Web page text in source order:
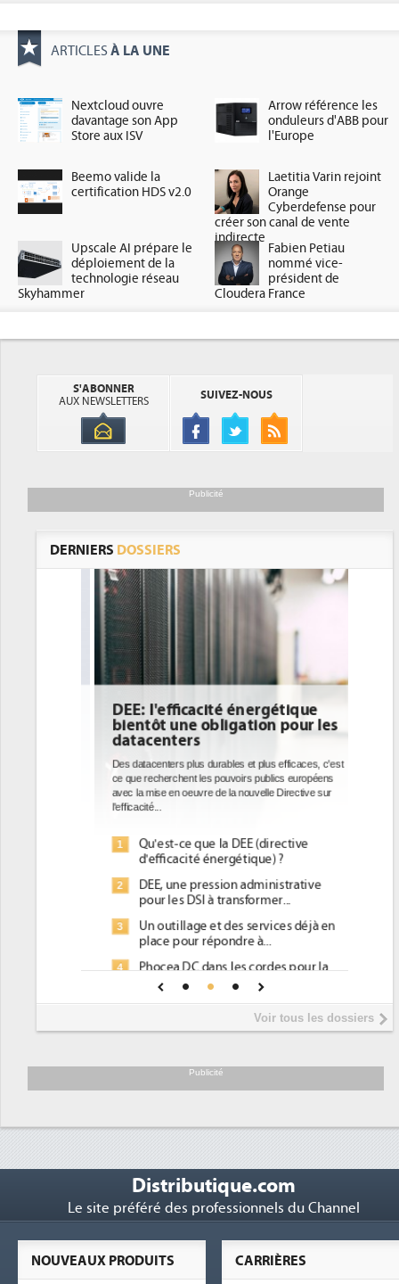
ARTICLES À LA UNE
Nextcloud ouvre
davantage son App
Store aux ISV
Arrow référence les
onduleurs d'ABB pour
l'Europe
Beemo valide la
certification HDS v2.0
Laetitia Varin rejoint
Orange
Cyberdefense pour
créer son canal de vente
indirecte
Upscale AI prépare le
déploiement de la
technologie réseau
Skyhammer
Fabien Petiau
nommé vice-
président de
Cloudera France
S'ABONNER
AUX NEWSLETTERS
SUIVEZ-NOUS
Publicité
DERNIERS DOSSIERS
DEE: l'efficacité énergétique
bientôt une obligation pour les
datacenters
Des datacenters plus durables et plus efficaces, c'est
ce que recherchent les pouvoirs publics européens
avec la mise en oeuvre de la nouvelle Directive sur
l'efficacité...
Qu'est-ce que la DEE (directive
d'efficacité énergétique) ?
DEE, une pression administrative
pour les DSI à transformer...
Un outillage et des services déjà en
place pour répondre à...
Phocea DC dans les cordes pour la
Interview de Fabrice Coquio,
président de Digital Realty...
soutient les...
Voir tous les dossiers
Publicité
Distributique.com
Le site préféré des professionnels du Channel
CARRIÈRES
NOUVEAUX PRODUITS